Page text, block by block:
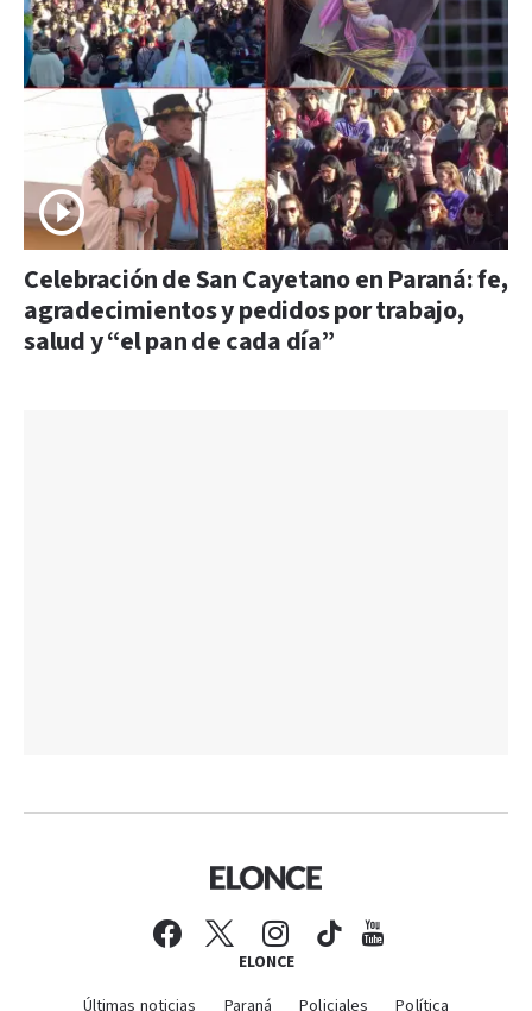
Celebración de San Cayetano en Paraná: fe,
agradecimientos y pedidos por trabajo,
salud y “el pan de cada día”
ELONCE
Últimas noticias Paraná Policiales Política